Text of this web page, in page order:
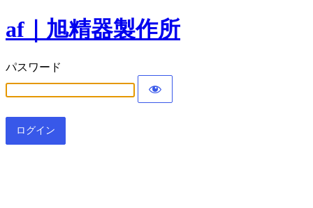
af｜旭精器製作所
パスワード